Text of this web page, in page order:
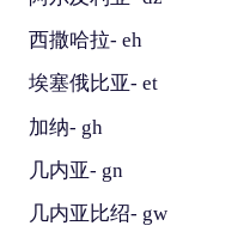
西撒哈拉- eh
埃塞俄比亚- et
加纳- gh
几内亚- gn
几内亚比绍- gw